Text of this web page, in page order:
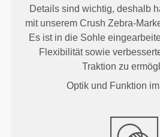
Details sind wichtig, deshalb
mit unserem Crush Zebra-
Es ist in die Sohle
Flexibilität sowie
Traktion zu
Optik und Funktion